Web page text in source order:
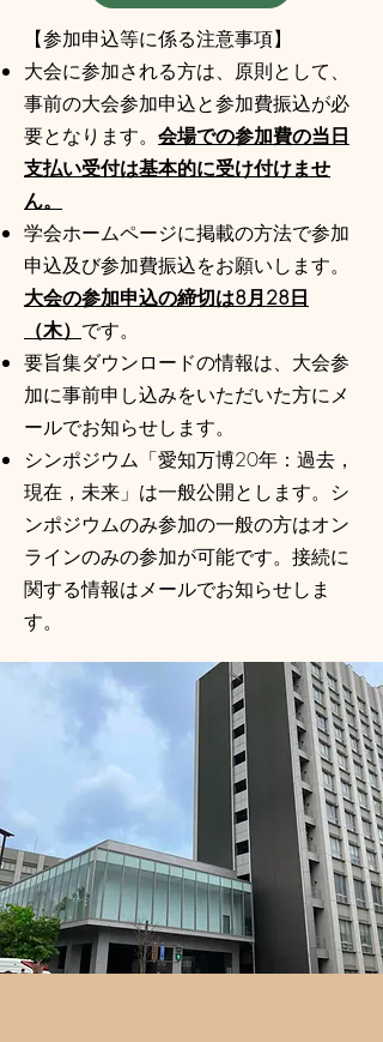
【参加申込等に係る注意事項】
大会に参加される方は、原則として、
事前の大会参加申込と参加費振込が必
要となります。 会場での参加費の当日
支払い受付は基本的に受け付けませ
ん。
学会ホームページに掲載の方法で参加
申込及び参加費振込をお願いします。
大会の参加申込の締切は8月28日
（木） です。
要旨集ダウンロードの情報は、大会参
加に事前申し込みをいただいた方にメ
ールでお知らせします。
シンポジウム「愛知万博20年：過去，
現在，未来」は一般公開とします。シ
ンポジウムのみ参加の一般の方はオン
ラインのみの参加が可能です。接続に
関する情報はメールでお知らせしま
す。